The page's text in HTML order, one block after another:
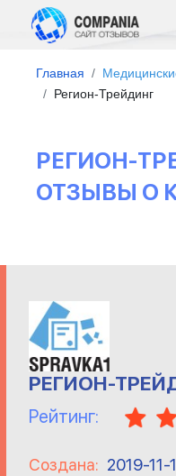
Главная
Регион-Трейдинг
РЕГИОН-
ОТЗЫВЫ О
РЕГИОН-
Рейтинг:
Создана: 2019-11-